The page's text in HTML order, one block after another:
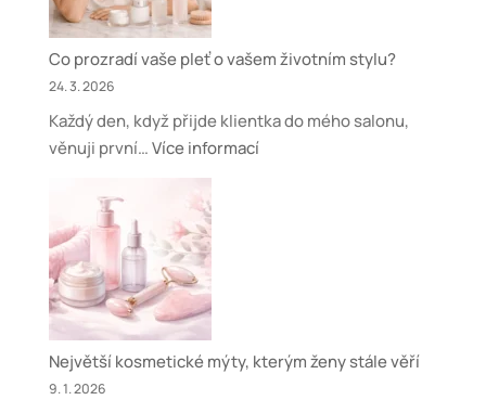
Co prozradí vaše pleť o vašem životním stylu?
24. 3. 2026
Každý den, když přijde klientka do mého salonu,
věnuji první…Více informací:
stylu?
Největší kosmetické mýty, kterým ženy stále věří
9. 1. 2026